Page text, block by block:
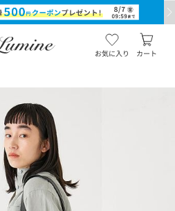
お気に入り カート